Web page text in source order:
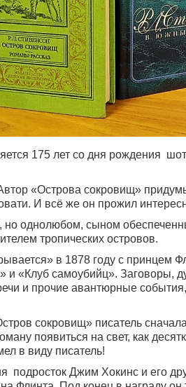
175 лет со дня рождения
«Острова сокровищ»
И всё же он прожил
однолюбом, сыном
тропических островов.
в 1878 году с принцем
и «Клуб самоубийц». Заговоры,
и прочие авантюрные
сокровищ» писатель
появиться на свет, как
в виду писатель!
подросток Джим Хокинс и его